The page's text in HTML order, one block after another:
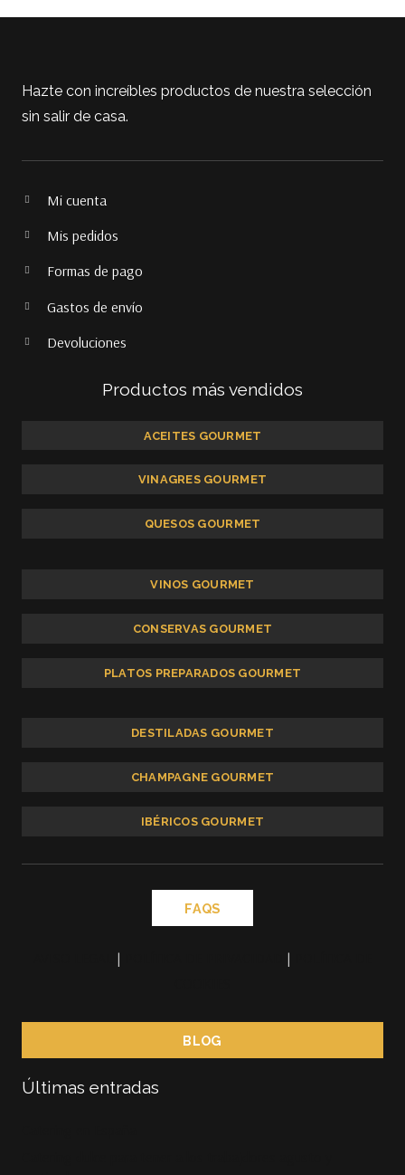
Hazte con increíbles productos de nuestra selección
sin salir de casa.
Mi cuenta
Mis pedidos
Formas de pago
Gastos de envío
Devoluciones
Productos más vendidos
ACEITES GOURMET
VINAGRES GOURMET
QUESOS GOURMET
VINOS GOURMET
CONSERVAS GOURMET
PLATOS PREPARADOS GOURMET
DESTILADAS GOURMET
CHAMPAGNE GOURMET
IBÉRICOS GOURMET
FAQS
| |
BLOG
Últimas entradas